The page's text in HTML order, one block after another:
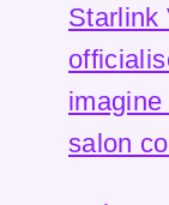
Starlink
salon